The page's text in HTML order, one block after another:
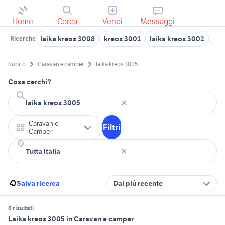
Home Cerca Vendi Messaggi
Ricerche laika kreos 3008 kreos 3001 laika kreos 3002
Subito Caravan e camper laika kreos 3005
Cosa cerchi?
Caravan e
Camper
Filtri
Salva ricerca Dal più recente
6 risultati
Laika kreos 3005 in Caravan e camper